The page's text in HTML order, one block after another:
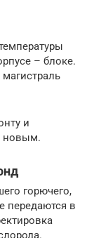
– блоке.
и
новым.
горючего,
передаются в